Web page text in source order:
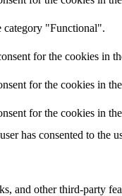
category "Functional".
for the cookies in
for the cookies in
for the cookies in
has consented to the
and other third-party